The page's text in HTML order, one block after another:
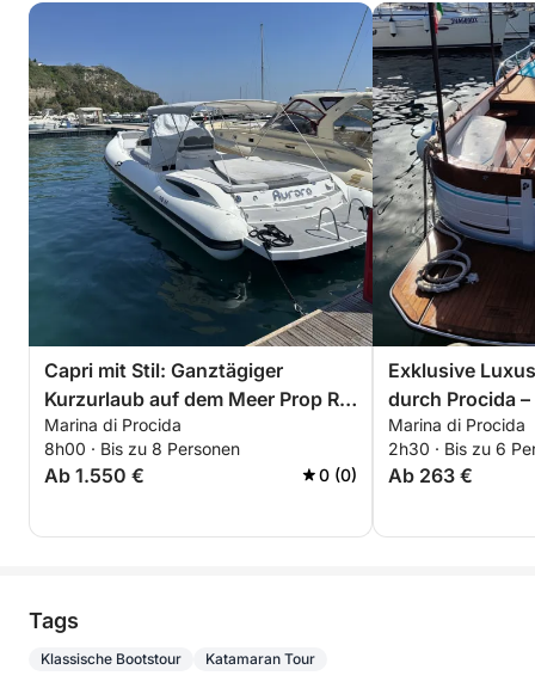
Capri mit Stil: Ganztägiger
Kurzurlaub auf dem Meer Prop RIB
33 Abfahrt von Neapel – Pozzuoli
– Monte di Procida
Marina di Procida
8h00 · Bis zu 8 Personen
Ab 1.550 € 0 (0)
Exklusive
durch Procida
Entspannung
Marina di Procida
2h30 · Bis zu 6
Ab 263 €
Tags
Klassische Bootstour Katamaran Tour